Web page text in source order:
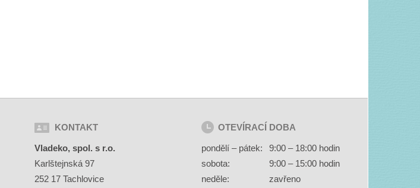
KONTAKT
Vladeko, spol. s r.o.
Karlštejnská 97
252 17 Tachlovice
OTEVÍRACÍ DOBA
pondělí – pátek:
9:00 – 18:00 hodin
sobota:
9:00 – 15:00 hodin
neděle:
zavřeno